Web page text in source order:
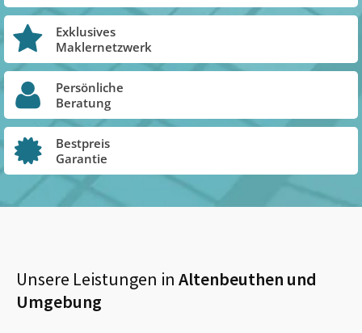
Exklusives
Maklernetzwerk
Persönliche
Beratung
Bestpreis
Garantie
Unsere Leistungen in Altenbeuthen und
Umgebung